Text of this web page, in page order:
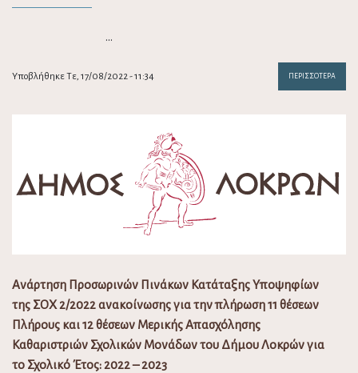
…
Υποβλήθηκε Τε, 17/08/2022 - 11:34 ΠΕΡΙΣΣΌΤΕΡΑ
Ανάρτηση Προσωρινών Πινάκων Κατάταξης Υποψηφίων
της ΣΟΧ 2/2022 ανακοίνωσης για την πλήρωση 11 θέσεων
Πλήρους και 12 θέσεων Μερικής Απασχόλησης
Καθαριστριών Σχολικών Μονάδων του Δήμου Λοκρών για
το Σχολικό Έτος: 2022 – 2023